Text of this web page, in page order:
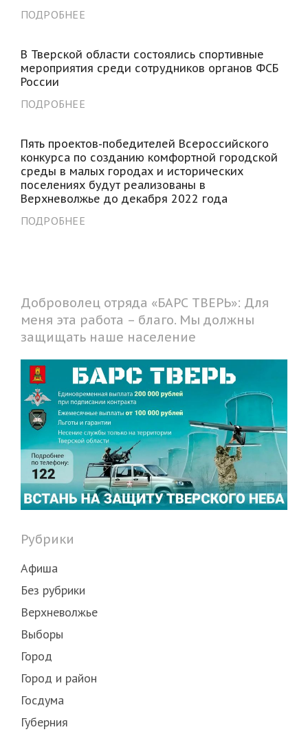
ПОДРОБНЕЕ
В Тверской области состоялись спортивные
мероприятия среди сотрудников органов ФСБ
России
ПОДРОБНЕЕ
Пять проектов-победителей Всероссийского
конкурса по созданию комфортной городской
среды в малых городах и исторических
поселениях будут реализованы в
Верхневолжье до декабря 2022 года
ПОДРОБНЕЕ
Доброволец отряда «БАРС ТВЕРЬ»: Для
меня эта работа – благо. Мы должны
защищать наше население
Рубрики
Афиша
Без рубрики
Верхневолжье
Выборы
Город
Город и район
Госдума
Губерния